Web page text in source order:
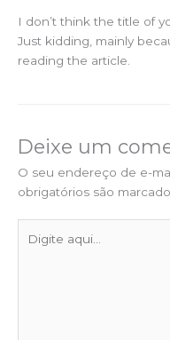
I don’t think the title of
Just kidding, mainly
reading the article.
Deixe um
O seu endereço de e-
obrigatórios são
aqui...